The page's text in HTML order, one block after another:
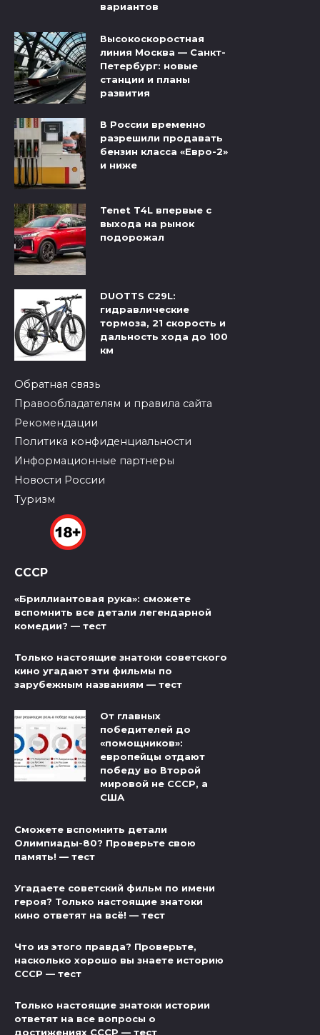
вариантов
Высокоскоростная
линия Москва — Санкт-
Петербург: новые
станции и планы
развития
В России временно
разрешили продавать
бензин класса «Евро-2»
и ниже
Tenet T4L впервые с
выхода на рынок
подорожал
DUOTTS C29L:
гидравлические
тормоза, 21 скорость и
дальность хода до 100
км
Обратная связь
Правообладателям и правила сайта
Рекомендации
Политика конфиденциальности
Информационные партнеры
Новости России
Туризм
СССР
«Бриллиантовая рука»: сможете
вспомнить все детали легендарной
комедии? — тест
Только настоящие знатоки советского
кино угадают эти фильмы по
зарубежным названиям — тест
От главных
победителей до
«помощников»:
европейцы отдают
победу во Второй
мировой не СССР, а
США
Сможете вспомнить детали
Олимпиады-80? Проверьте свою
память! — тест
Угадаете советский фильм по имени
героя? Только настоящие знатоки
кино ответят на всё! — тест
Что из этого правда? Проверьте,
насколько хорошо вы знаете историю
СССР — тест
Только настоящие знатоки истории
ответят на все вопросы о
достижениях СССР — тест